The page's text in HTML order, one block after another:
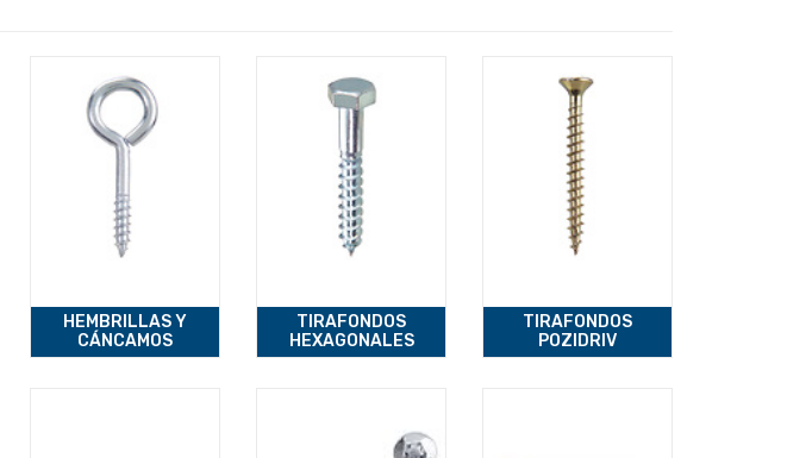
HEMBRILLAS Y
CÁNCAMOS
TIRAFONDOS
HEXAGONALES
TIRAFONDOS
POZIDRIV